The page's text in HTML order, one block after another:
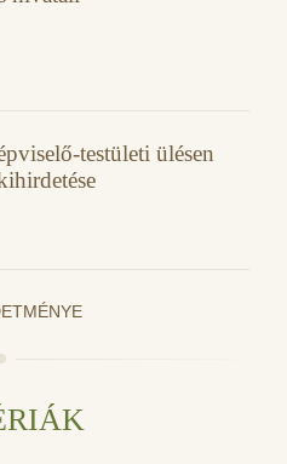
testületi ülésen